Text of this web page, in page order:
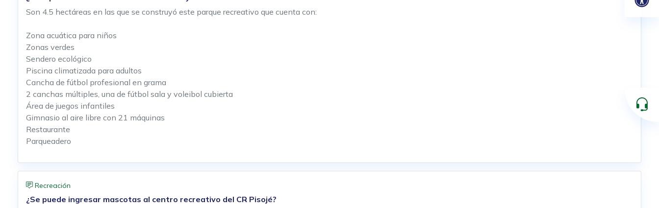
Son 4.5 hectáreas en las que se construyó este parque recreativo que cuenta con:
Zona acuática para niños
Zonas verdes
Sendero ecológico
Piscina climatizada para adultos
Cancha de fútbol profesional en grama
2 canchas múltiples, una de fútbol sala y voleibol cubierta
Área de juegos infantiles
Gimnasio al aire libre con 21 máquinas
Restaurante
Parqueadero
Recreación
¿Se puede ingresar mascotas al centro recreativo del CR Pisojé?